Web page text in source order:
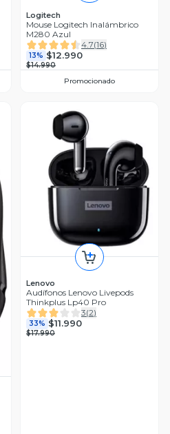
Logitech
Mouse Logitech Inalámbrico
M280 Azul
4.7(16)
13% $12.990
$14.990
Promocionado
Lenovo
Audífonos Lenovo Livepods
Thinkplus Lp40 Pro
3(2)
33% $11.990
$17.990